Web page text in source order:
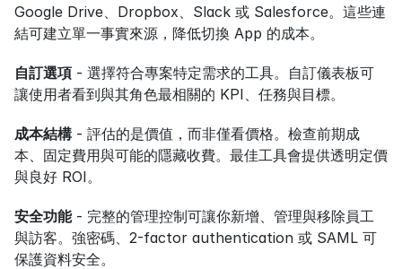
Google Drive、Dropbox、Slack 或 Salesforce。這些連
結可建立單一事實來源，降低切換 App 的成本。
自訂選項 - 選擇符合專案特定需求的工具。自訂儀表板可
讓使用者看到與其角色最相關的 KPI、任務與目標。
成本結構 - 評估的是價值，而非僅看價格。檢查前期成
本、固定費用與可能的隱藏收費。最佳工具會提供透明定價
與良好 ROI。
安全功能 - 完整的管理控制可讓你新增、管理與移除員工
與訪客。強密碼、2-factor authentication 或 SAML 可
保護資料安全。